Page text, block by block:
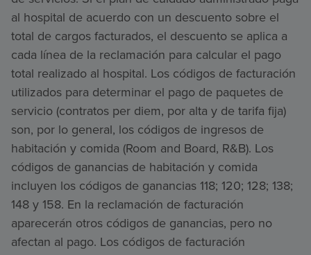
al hospital de acuerdo con un descuento sobre el
total de cargos facturados, el descuento se aplica a
cada línea de la reclamación para calcular el pago
total realizado al hospital. Los códigos de facturación
utilizados para determinar el pago de paquetes de
servicio (contratos per diem, por alta y de tarifa fija)
son, por lo general, los códigos de ingresos de
habitación y comida (Room and Board, R&B). Los
códigos de ganancias de habitación y comida
incluyen los códigos de ganancias 118; 120; 128; 138;
148 y 158. En la reclamación de facturación
aparecerán otros códigos de ganancias, pero no
afectan al pago. Los códigos de facturación